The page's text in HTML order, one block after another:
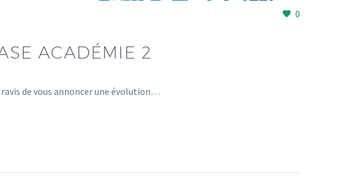
0
ACADÉMIE 2
de vous annoncer une évolution…